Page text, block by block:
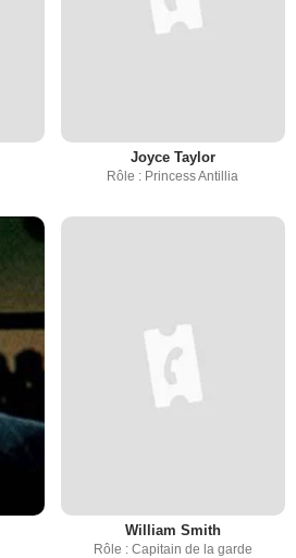
Joyce Taylor
Rôle : Princess Antillia
William Smith
Rôle : Capitain de la garde